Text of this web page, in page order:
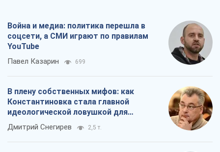
Война и медиа: политика перешла в
соцсети, а СМИ играют по правилам
YouTube
Павел Казарин 699
В плену собственных мифов: как
Константиновка стала главной
идеологической ловушкой для
российских оккупантов
Дмитрий Снегирев 2,5 т.